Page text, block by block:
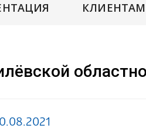
КЛИЕНТАМ